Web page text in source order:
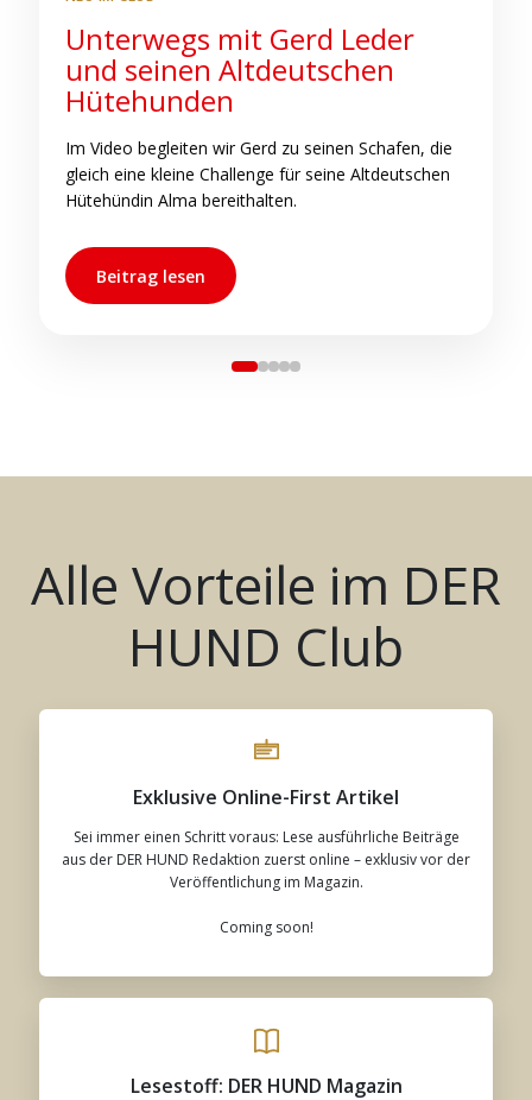
Unterwegs mit Gerd Leder
und seinen Altdeutschen
Hütehunden
Im Video begleiten wir Gerd zu seinen Schafen, die
gleich eine kleine Challenge für seine Altdeutschen
Hütehündin Alma bereithalten.
Beitrag lesen
Alle Vorteile im DER
HUND Club
Exklusive Online-First Artikel
Sei immer einen Schritt voraus: Lese ausführliche Beiträge
aus der DER HUND Redaktion zuerst online – exklusiv vor der
Veröffentlichung im Magazin.
Coming soon!
Lesestoff: DER HUND Magazin